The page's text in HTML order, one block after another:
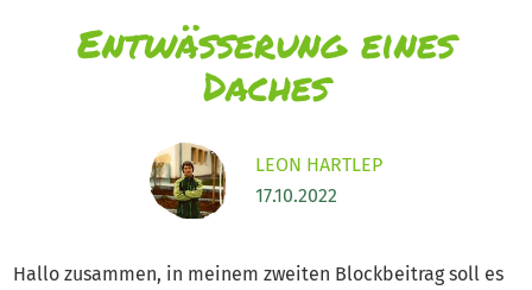
Entwässerung eines
Daches
LEON HARTLEP
17.10.2022
Hallo zusammen, in meinem zweiten Blockbeitrag soll es